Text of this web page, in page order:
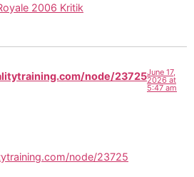
2006 Kritik
node/23725June 17,
2026 at
5:47 am
node/23725